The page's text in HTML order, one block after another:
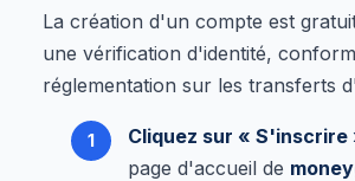
La création d'un compte est
une vérification d'identité,
réglementation sur les transferts
Cliquez sur « S'inscrire
page d'accueil de